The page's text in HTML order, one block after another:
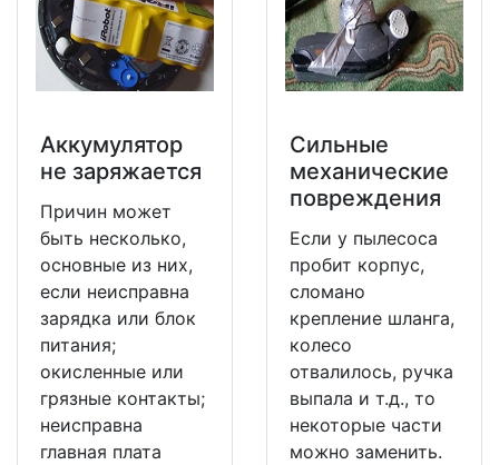
Аккумулятор
не заряжается
Причин может
быть несколько,
основные из них,
если неисправна
зарядка или блок
питания;
окисленные или
грязные контакты;
неисправна
главная плата
Сильные
механические
повреждения
Если у пылесоса
пробит корпус,
сломано
крепление шланга,
колесо
отвалилось, ручка
выпала и т.д., то
некоторые части
можно заменить.